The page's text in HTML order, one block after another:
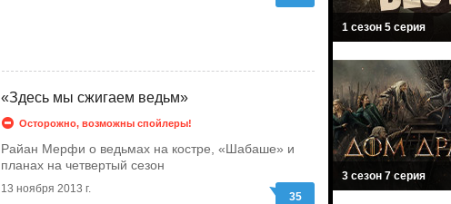
«Здесь мы сжигаем ведьм»
Осторожно, возможны спойлеры!
Райан Мерфи о ведьмах на костре, «Шабаше» и
планах на четвертый сезон
13 ноября 2013 г.
35
1 сезон 5 серия
3 сезон 7 серия